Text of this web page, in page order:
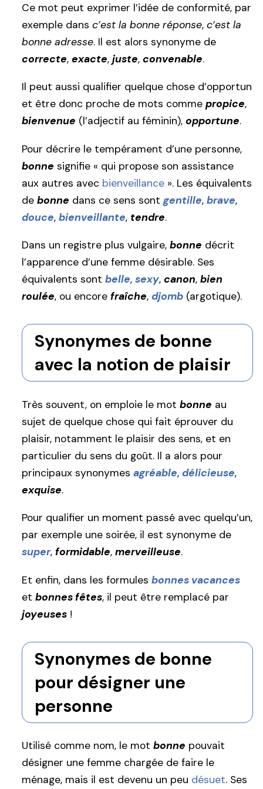
Ce mot peut exprimer l’idée de conformité, par
exemple dans c’est la bonne réponse, c’est la
bonne adresse. Il est alors synonyme de
correcte, exacte, juste, convenable.
Il peut aussi qualifier quelque chose d’opportun
et être donc proche de mots comme propice,
bienvenue (l’adjectif au féminin), opportune.
Pour décrire le tempérament d’une personne,
bonne signifie « qui propose son assistance
aux autres avec bienveillance ». Les équivalents
de bonne dans ce sens sont gentille, brave,
douce, bienveillante, tendre.
Dans un registre plus vulgaire, bonne décrit
l’apparence d’une femme désirable. Ses
équivalents sont belle, sexy, canon, bien
roulée, ou encore fraîche, djomb (argotique).
Synonymes de bonne
avec la notion de plaisir
Très souvent, on emploie le mot bonne au
sujet de quelque chose qui fait éprouver du
plaisir, notamment le plaisir des sens, et en
particulier du sens du goût. Il a alors pour
principaux synonymes agréable, délicieuse,
exquise.
Pour qualifier un moment passé avec quelqu’un,
par exemple une soirée, il est synonyme de
super, formidable, merveilleuse.
Et enfin, dans les formules bonnes vacances
et bonnes fêtes, il peut être remplacé par
joyeuses !
Synonymes de bonne
pour désigner une
personne
Utilisé comme nom, le mot bonne pouvait
désigner une femme chargée de faire le
ménage, mais il est devenu un peu désuet. Ses